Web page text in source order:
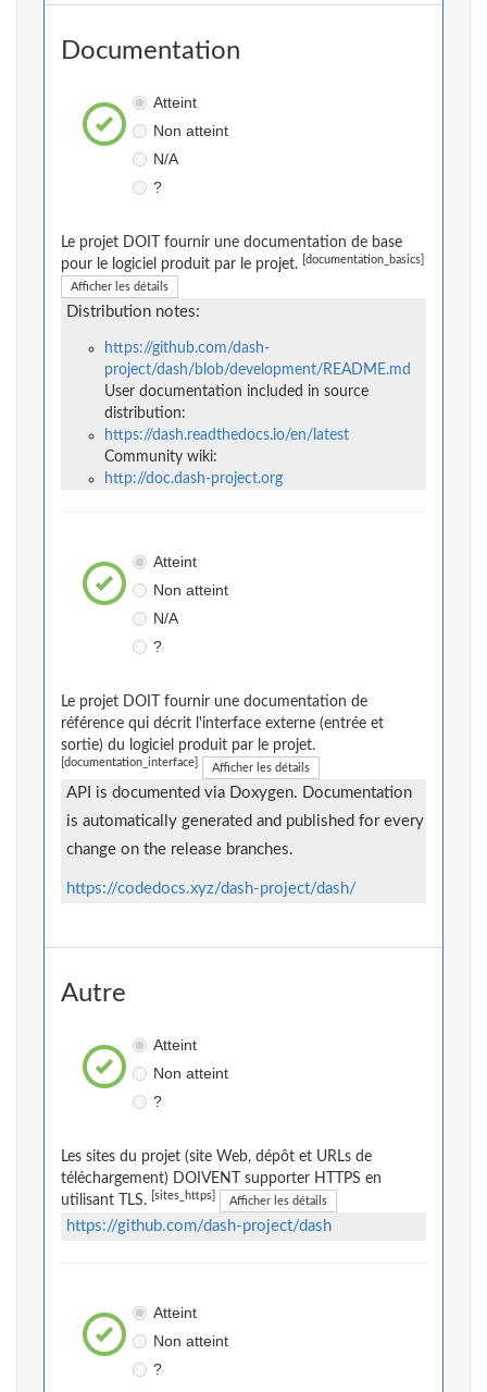
Documentation
Atteint
Non atteint
N/A
?
Le projet DOIT fournir une documentation de base
pour le logiciel produit par le projet.
[documentation_basics]
Afficher les détails
Distribution notes:
https://github.com/dash-
project/dash/blob/development/README.md
User documentation included in source
distribution:
https://dash.readthedocs.io/en/latest
Community wiki:
http://doc.dash-project.org
Atteint
Non atteint
N/A
?
Le projet DOIT fournir une documentation de
référence qui décrit l'interface externe (entrée et
sortie) du logiciel produit par le projet.
[documentation_interface] Afficher les détails
API is documented via Doxygen. Documentation
is automatically generated and published for every
change on the release branches.
https://codedocs.xyz/dash-project/dash/
Autre
Atteint
Non atteint
?
Les sites du projet (site Web, dépôt et URLs de
téléchargement) DOIVENT supporter HTTPS en
utilisant TLS.
[sites_https] Afficher les détails
https://github.com/dash-project/dash
Atteint
Non atteint
?